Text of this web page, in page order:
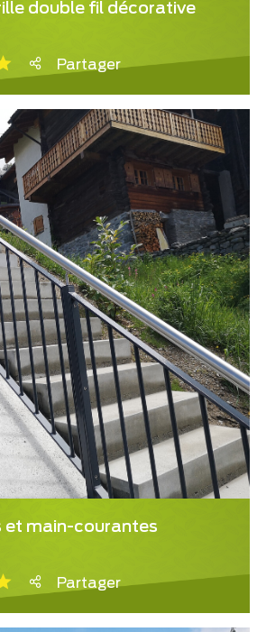
double fil décorative
Partager
et main-courantes
Partager